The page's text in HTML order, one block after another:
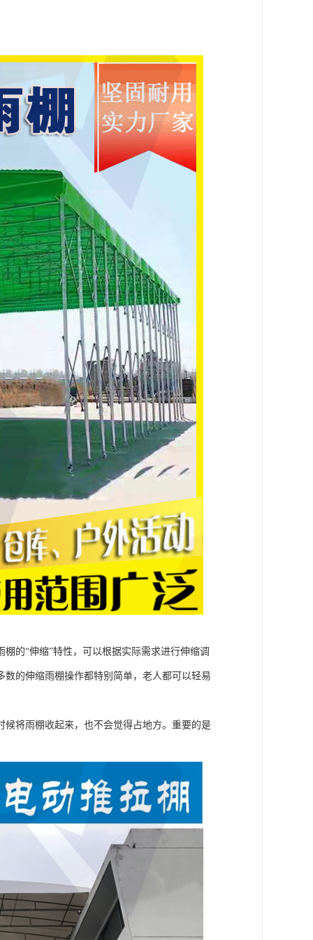
的“伸缩”特性，可以根据实际需求进行伸缩调
的伸缩雨棚操作都特别简单，老人都可以轻易
将雨棚收起来，也不会觉得占地方。重要的是